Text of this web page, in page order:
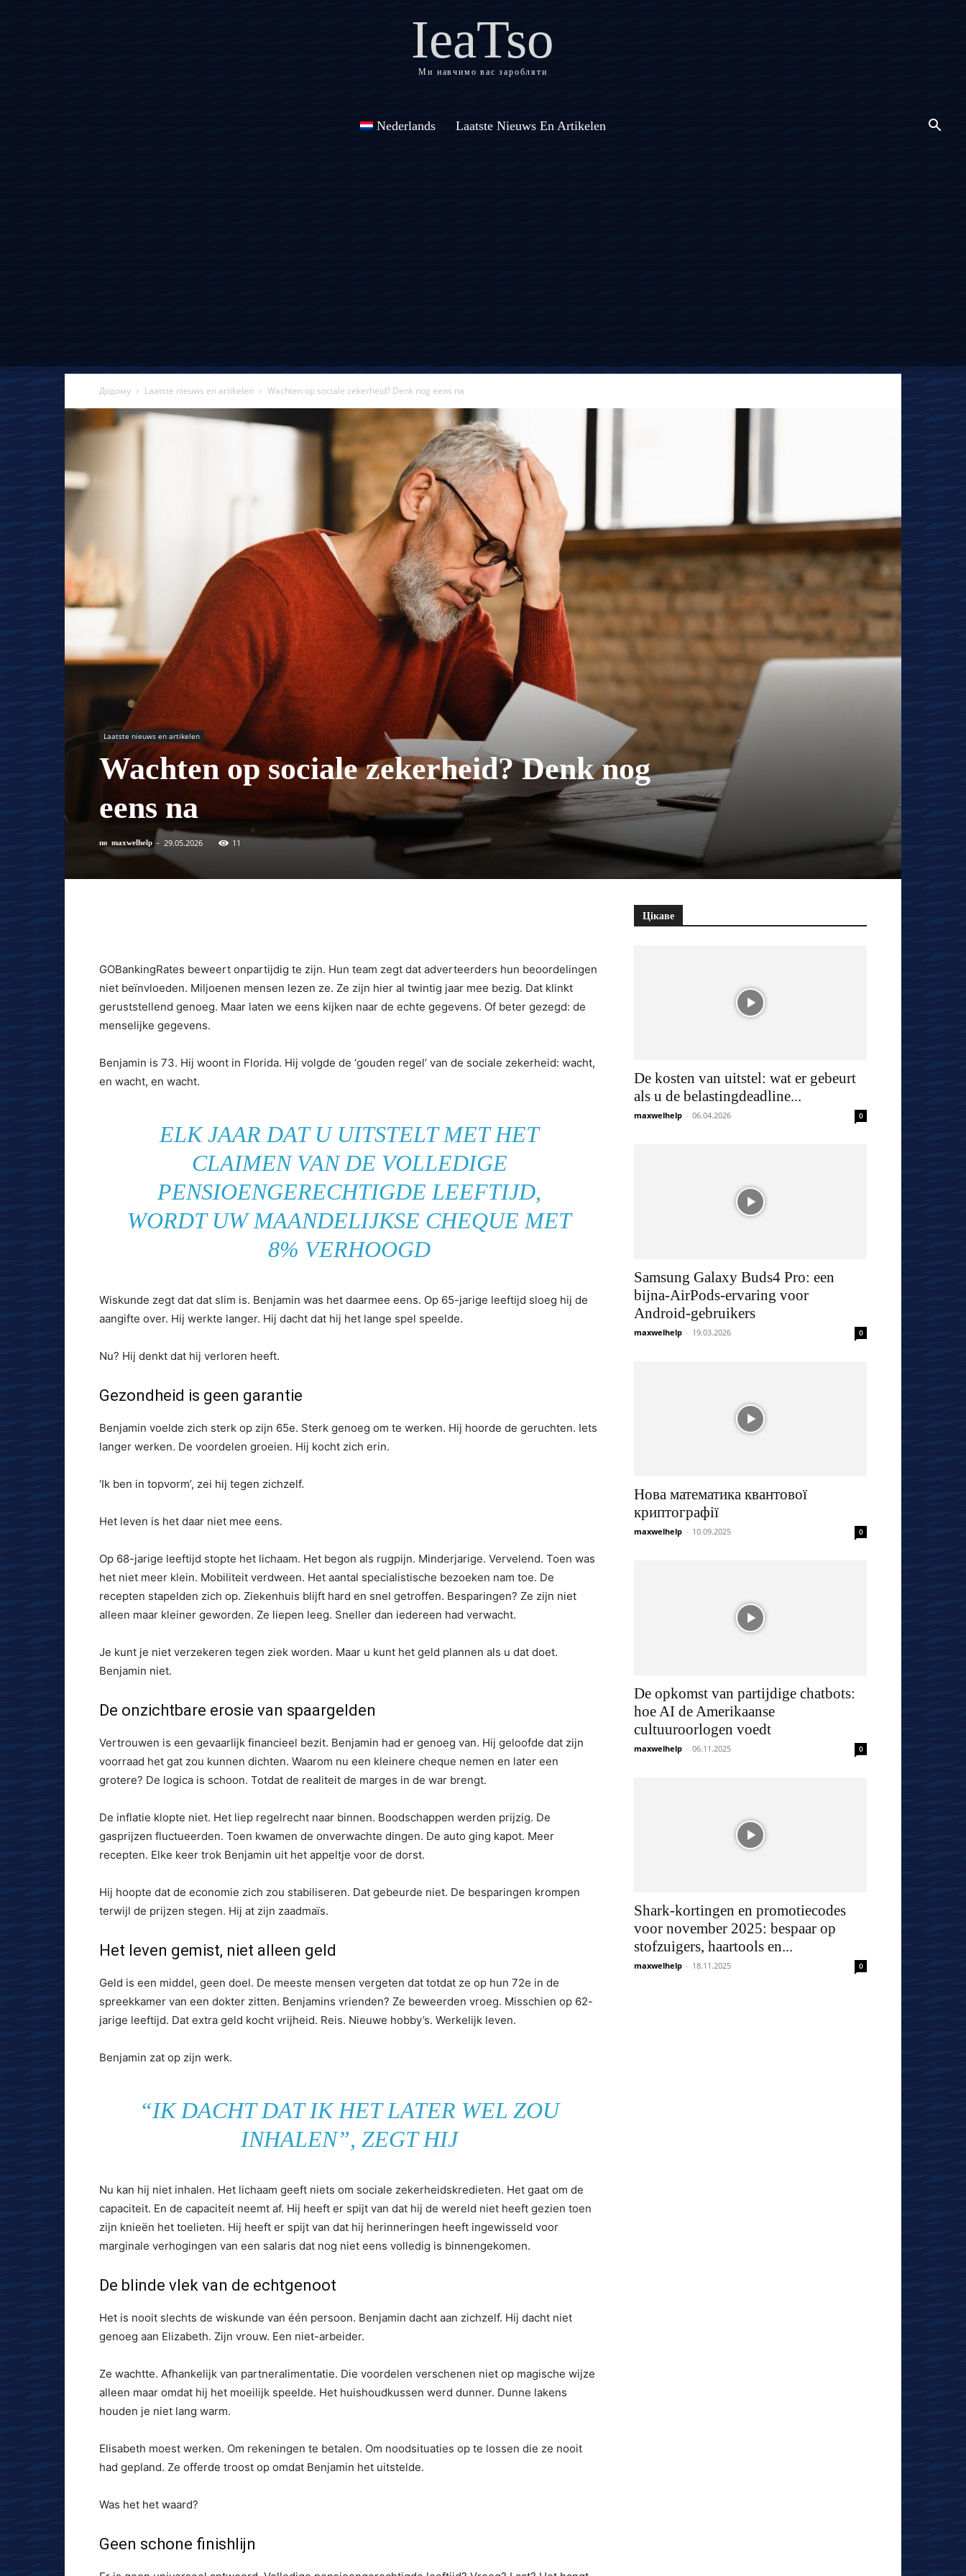
IeaTso
Ми навчимо вас заробляти
Nederlands Laatste Nieuws En Artikelen
Додому Laatste nieuws en artikelen Wachten op sociale zekerheid? Denk nog eens na
Laatste nieuws en artikelen
Wachten op sociale zekerheid? Denk nog
eens na
по maxwelhelp - 29.05.2026 11
GOBankingRates beweert onpartijdig te zijn. Hun team zegt dat adverteerders hun beoordelingen
niet beïnvloeden. Miljoenen mensen lezen ze. Ze zijn hier al twintig jaar mee bezig. Dat klinkt
geruststellend genoeg. Maar laten we eens kijken naar de echte gegevens. Of beter gezegd: de
menselijke gegevens.
Benjamin is 73. Hij woont in Florida. Hij volgde de ‘gouden regel’ van de sociale zekerheid: wacht,
en wacht, en wacht.
ELK JAAR DAT U UITSTELT MET HET
CLAIMEN VAN DE VOLLEDIGE
PENSIOENGERECHTIGDE LEEFTIJD,
WORDT UW MAANDELIJKSE CHEQUE MET
8% VERHOOGD
Wiskunde zegt dat dat slim is. Benjamin was het daarmee eens. Op 65-jarige leeftijd sloeg hij de
aangifte over. Hij werkte langer. Hij dacht dat hij het lange spel speelde.
Nu? Hij denkt dat hij verloren heeft.
Gezondheid is geen garantie
Benjamin voelde zich sterk op zijn 65e. Sterk genoeg om te werken. Hij hoorde de geruchten. Iets
langer werken. De voordelen groeien. Hij kocht zich erin.
‘Ik ben in topvorm’, zei hij tegen zichzelf.
Het leven is het daar niet mee eens.
Op 68-jarige leeftijd stopte het lichaam. Het begon als rugpijn. Minderjarige. Vervelend. Toen was
het niet meer klein. Mobiliteit verdween. Het aantal specialistische bezoeken nam toe. De
recepten stapelden zich op. Ziekenhuis blijft hard en snel getroffen. Besparingen? Ze zijn niet
alleen maar kleiner geworden. Ze liepen leeg. Sneller dan iedereen had verwacht.
Je kunt je niet verzekeren tegen ziek worden. Maar u kunt het geld plannen als u dat doet.
Benjamin niet.
De onzichtbare erosie van spaargelden
Vertrouwen is een gevaarlijk financieel bezit. Benjamin had er genoeg van. Hij geloofde dat zijn
voorraad het gat zou kunnen dichten. Waarom nu een kleinere cheque nemen en later een
grotere? De logica is schoon. Totdat de realiteit de marges in de war brengt.
De inflatie klopte niet. Het liep regelrecht naar binnen. Boodschappen werden prijzig. De
gasprijzen fluctueerden. Toen kwamen de onverwachte dingen. De auto ging kapot. Meer
recepten. Elke keer trok Benjamin uit het appeltje voor de dorst.
Hij hoopte dat de economie zich zou stabiliseren. Dat gebeurde niet. De besparingen krompen
terwijl de prijzen stegen. Hij at zijn zaadmaïs.
Het leven gemist, niet alleen geld
Geld is een middel, geen doel. De meeste mensen vergeten dat totdat ze op hun 72e in de
spreekkamer van een dokter zitten. Benjamins vrienden? Ze beweerden vroeg. Misschien op 62-
jarige leeftijd. Dat extra geld kocht vrijheid. Reis. Nieuwe hobby’s. Werkelijk leven.
Benjamin zat op zijn werk.
“IK DACHT DAT IK HET LATER WEL ZOU
INHALEN”, ZEGT HIJ
Nu kan hij niet inhalen. Het lichaam geeft niets om sociale zekerheidskredieten. Het gaat om de
capaciteit. En de capaciteit neemt af. Hij heeft er spijt van dat hij de wereld niet heeft gezien toen
zijn knieën het toelieten. Hij heeft er spijt van dat hij herinneringen heeft ingewisseld voor
marginale verhogingen van een salaris dat nog niet eens volledig is binnengekomen.
De blinde vlek van de echtgenoot
Het is nooit slechts de wiskunde van één persoon. Benjamin dacht aan zichzelf. Hij dacht niet
genoeg aan Elizabeth. Zijn vrouw. Een niet-arbeider.
Ze wachtte. Afhankelijk van partneralimentatie. Die voordelen verschenen niet op magische wijze
alleen maar omdat hij het moeilijk speelde. Het huishoudkussen werd dunner. Dunne lakens
houden je niet lang warm.
Elisabeth moest werken. Om rekeningen te betalen. Om noodsituaties op te lossen die ze nooit
had gepland. Ze offerde troost op omdat Benjamin het uitstelde.
Was het het waard?
Geen schone finishlijn
Цікаве
De kosten van uitstel: wat er gebeurt
als u de belastingdeadline...
maxwelhelp - 06.04.2026 0
Samsung Galaxy Buds4 Pro: een
bijna-AirPods-ervaring voor
Android-gebruikers
maxwelhelp - 19.03.2026 0
Нова математика квантової
криптографії
maxwelhelp - 10.09.2025 0
De opkomst van partijdige chatbots:
hoe AI de Amerikaanse
cultuuroorlogen voedt
maxwelhelp - 06.11.2025 0
Shark-kortingen en promotiecodes
voor november 2025: bespaar op
stofzuigers, haartools en...
maxwelhelp - 18.11.2025 0